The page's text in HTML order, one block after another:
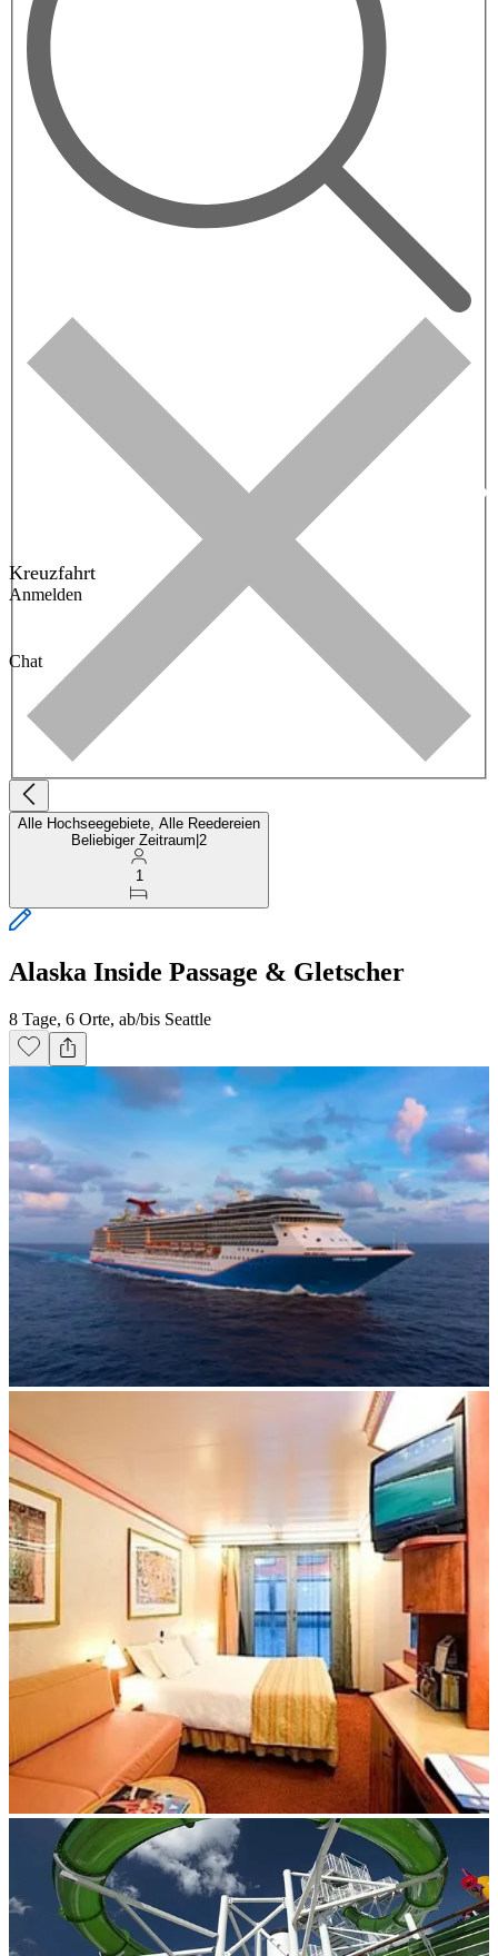
Kreuzfahrt
Anmelden
Chat
Alle Hochseegebiete, Alle Reedereien
Beliebiger Zeitraum 2
1
Alaska Inside Passage & Gletscher
8 Tage, 6 Orte, ab/bis Seattle